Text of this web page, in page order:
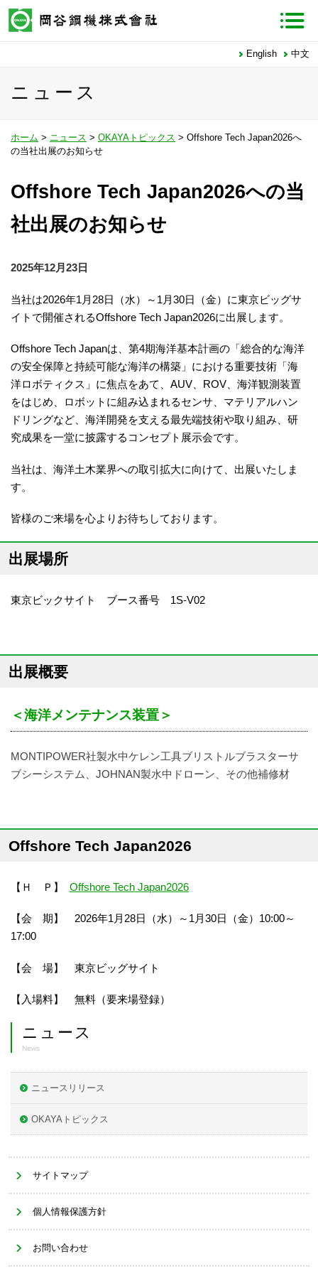
English 中文
ニュース
ホーム > ニュース > OKAYAトピックス > Offshore Tech Japan2026へ
の当社出展のお知らせ
Offshore Tech Japan2026への当
社出展のお知らせ
2025年12月23日
当社は2026年1月28日（水）～1月30日（金）に東京ビッグサ
イトで開催されるOffshore Tech Japan2026に出展します。
Offshore Tech Japanは、第4期海洋基本計画の「総合的な海洋
の安全保障と持続可能な海洋の構築」における重要技術「海
洋ロボティクス」に焦点をあて、AUV、ROV、海洋観測装置
をはじめ、ロボットに組み込まれるセンサ、マテリアルハン
ドリングなど、海洋開発を支える最先端技術や取り組み、研
究成果を⼀堂に披露するコンセプト展⽰会です。
当社は、海洋土木業界への取引拡大に向けて、出展いたしま
す。
皆様のご来場を心よりお待ちしております。
出展場所
東京ビックサイト ブース番号 1S-V02
出展概要
＜海洋メンテナンス装置＞
MONTIPOWER社製水中ケレン工具ブリストルブラスターサ
ブシーシステム、JOHNAN製水中ドローン、その他補修材
Offshore Tech Japan2026
【Ｈ Ｐ】 Offshore Tech Japan2026
【会 期】 2026年1月28日（水）～1月30日（金）10:00～
17:00
【会 場】 東京ビッグサイト
【入場料】 無料（要来場登録）
ニュース
News
ニュースリリース
OKAYAトピックス
サイトマップ
個人情報保護方針
お問い合わせ